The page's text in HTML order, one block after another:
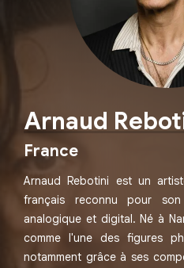
Arnaud
France
Arnaud Rebotini est un
français reconnu pour
analogique et digital. Né à
comme l'une des figures
notamment grâce à ses